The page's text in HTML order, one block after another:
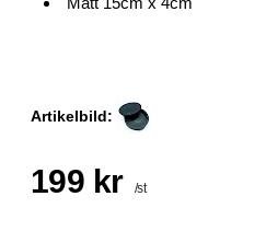
Artikelbild:
199 kr /st